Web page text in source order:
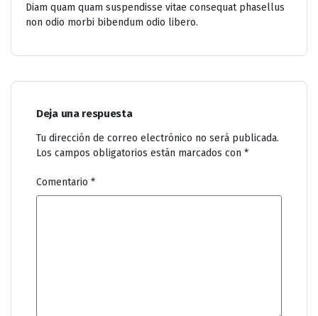
Diam quam quam suspendisse vitae consequat phasellus
non odio morbi bibendum odio libero.
Deja una respuesta
Tu dirección de correo electrónico no será publicada.
Los campos obligatorios están marcados con *
Comentario *